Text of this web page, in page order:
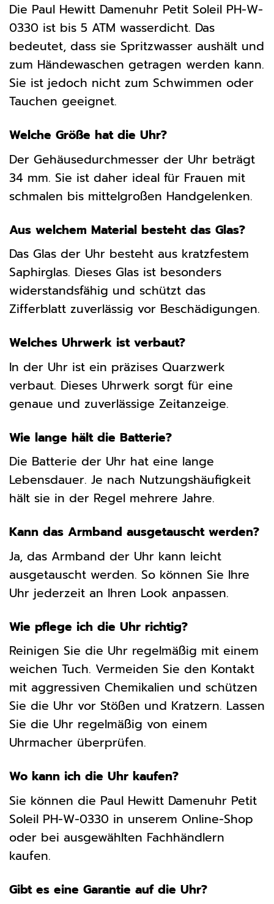
Die Paul Hewitt Damenuhr Petit Soleil PH-W-
0330 ist bis 5 ATM wasserdicht. Das
bedeutet, dass sie Spritzwasser aushält und
zum Händewaschen getragen werden kann.
Sie ist jedoch nicht zum Schwimmen oder
Tauchen geeignet.
Welche Größe hat die Uhr?
Der Gehäusedurchmesser der Uhr beträgt
34 mm. Sie ist daher ideal für Frauen mit
schmalen bis mittelgroßen Handgelenken.
Aus welchem Material besteht das Glas?
Das Glas der Uhr besteht aus kratzfestem
Saphirglas. Dieses Glas ist besonders
widerstandsfähig und schützt das
Zifferblatt zuverlässig vor Beschädigungen.
Welches Uhrwerk ist verbaut?
In der Uhr ist ein präzises Quarzwerk
verbaut. Dieses Uhrwerk sorgt für eine
genaue und zuverlässige Zeitanzeige.
Wie lange hält die Batterie?
Die Batterie der Uhr hat eine lange
Lebensdauer. Je nach Nutzungshäufigkeit
hält sie in der Regel mehrere Jahre.
Kann das Armband ausgetauscht werden?
Ja, das Armband der Uhr kann leicht
ausgetauscht werden. So können Sie Ihre
Uhr jederzeit an Ihren Look anpassen.
Wie pflege ich die Uhr richtig?
Reinigen Sie die Uhr regelmäßig mit einem
weichen Tuch. Vermeiden Sie den Kontakt
mit aggressiven Chemikalien und schützen
Sie die Uhr vor Stößen und Kratzern. Lassen
Sie die Uhr regelmäßig von einem
Uhrmacher überprüfen.
Wo kann ich die Uhr kaufen?
Sie können die Paul Hewitt Damenuhr Petit
Soleil PH-W-0330 in unserem Online-Shop
oder bei ausgewählten Fachhändlern
kaufen.
Gibt es eine Garantie auf die Uhr?